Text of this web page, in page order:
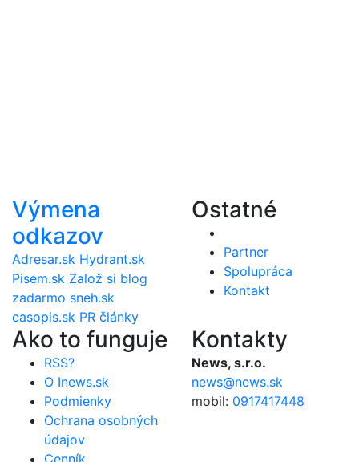
Výmena
odkazov
Adresar.sk Hydrant.sk
Pisem.sk Založ si blog
zadarmo sneh.sk
casopis.sk PR články
Ostatné
Partner
Spolupráca
Kontakt
Ako to funguje
RSS?
O Inews.sk
Podmienky
Ochrana osobných
údajov
Kontakty
News, s.r.o.
news@news.sk
mobil: 0917417448